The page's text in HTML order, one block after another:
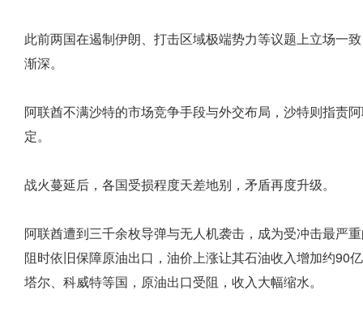
此前两国在遏制伊朗、打击区域极端势力等议题上立场一
渐深。
阿联酋不满沙特的市场竞争手段与外交布局，沙特则指责
定。
战火蔓延后，各国受损程度天差地别，矛盾再度升级。
阿联酋遭到三千余枚导弹与无人机袭击，成为受冲击最严
阻时依旧保障原油出口，油价上涨让其石油收入增加约90
塔尔、科威特等国，原油出口受阻，收入大幅缩水。